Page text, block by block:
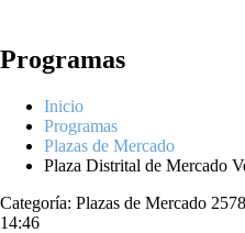
Programas
Inicio
Programas
Plazas de Mercado
Plaza Distrital de Mercado
Categoría: Plazas de Mercado
14:46